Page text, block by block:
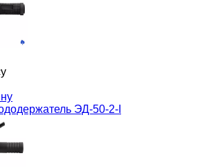
ЭД-50-2-I